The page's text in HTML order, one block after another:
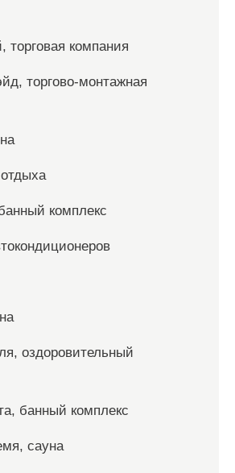
компания
торгово-монтажная
комплекс
оздоровительный
банный комплекс
сауна